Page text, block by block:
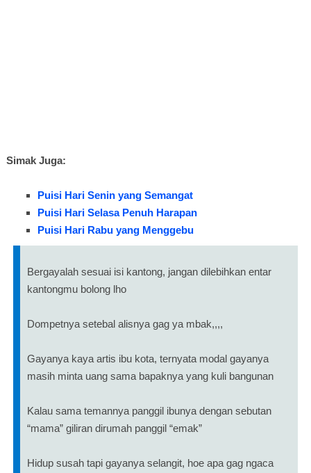
Simak Juga:
Puisi Hari Senin yang Semangat
Puisi Hari Selasa Penuh Harapan
Puisi Hari Rabu yang Menggebu
Bergayalah sesuai isi kantong, jangan dilebihkan entar
kantongmu bolong lho
Dompetnya setebal alisnya gag ya mbak,,,,
Gayanya kaya artis ibu kota, ternyata modal gayanya
masih minta uang sama bapaknya yang kuli bangunan
Kalau sama temannya panggil ibunya dengan sebutan
“mama” giliran dirumah panggil “emak”
Hidup susah tapi gayanya selangit, hoe apa gag ngaca